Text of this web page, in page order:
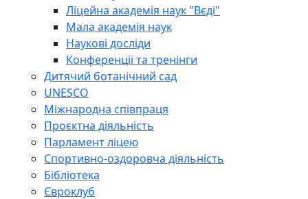
Ліцейна академія наук "Вєді"
Мала академія наук
Наукові досліди
Конференції та тренінги
Дитячий ботанічний сад
UNESCO
Міжнародна співпраця
Проєктна діяльність
Парламент ліцею
Спортивно-оздоровча діяльність
Бібліотека
Євроклуб